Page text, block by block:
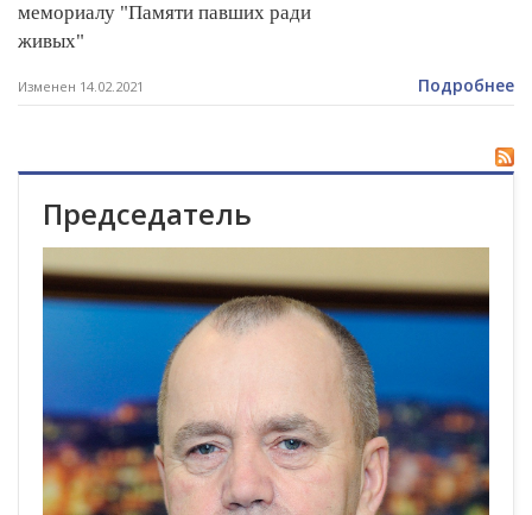
мемориалу "Памяти павших ради
живых"
Изменен 14.02.2021 Подробнее
Председатель